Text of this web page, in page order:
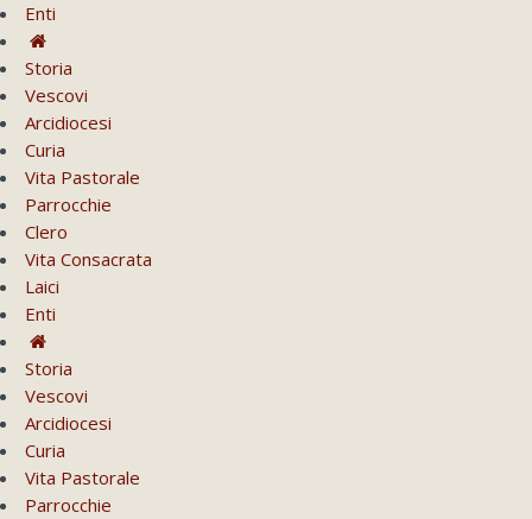
Enti
Storia
Vescovi
Arcidiocesi
Curia
Vita Pastorale
Parrocchie
Clero
Vita Consacrata
Laici
Enti
Storia
Vescovi
Arcidiocesi
Curia
Vita Pastorale
Parrocchie